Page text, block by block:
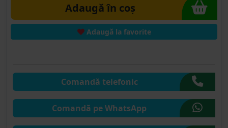
Adaugă în coș
Adaugă la favorite
Comandă telefonic
Comandă pe WhatsApp